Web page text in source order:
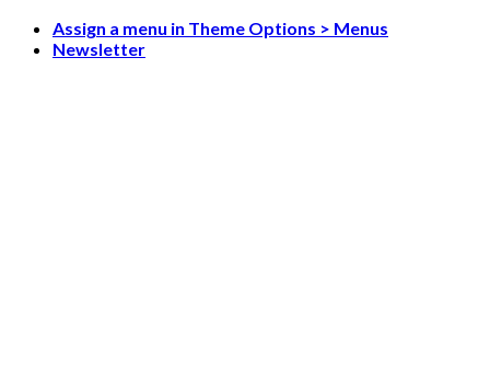
Skip
Assign a menu in Theme Options > Menus
Newsletter